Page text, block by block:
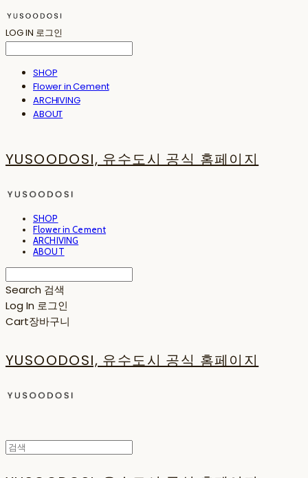
LOG IN 로그인
SHOP
Flower in Cement
ARCHIVING
ABOUT
YUSOODOSI, 유수도시 공식 홈페이지
SHOP
Flower in Cement
ARCHIVING
ABOUT
Search 검색
Log In 로그인
Cart장바구니
YUSOODOSI, 유수도시 공식 홈페이지